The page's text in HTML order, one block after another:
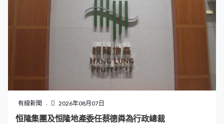
連接內地與世界的角色。
有線新聞 2026年08月07日
恒隆集團及恒隆地產委任蔡德粦為行政總裁